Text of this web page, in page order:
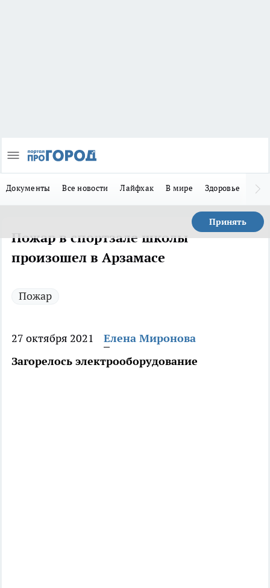
Документы Все новости Лайфхак В мире Здоровье
Принять
Пожар в спортзале школы
произошел в Арзамасе
Пожар
27 октября 2021
Елена Миронова
Загорелось электрооборудование